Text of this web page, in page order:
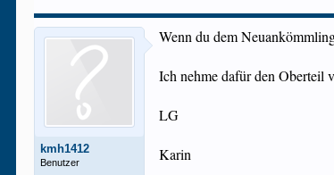
kmh1412
Benutzer
Wenn du dem
Ich nehme dafür den Oberteil
LG
Karin